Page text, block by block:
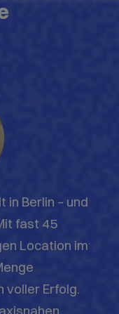
für
wollte in der
als
Standorten
aus der
mit KI in
unter
durchweg
für die KI-
aus den